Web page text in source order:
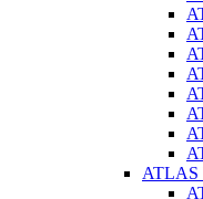
ATLAS